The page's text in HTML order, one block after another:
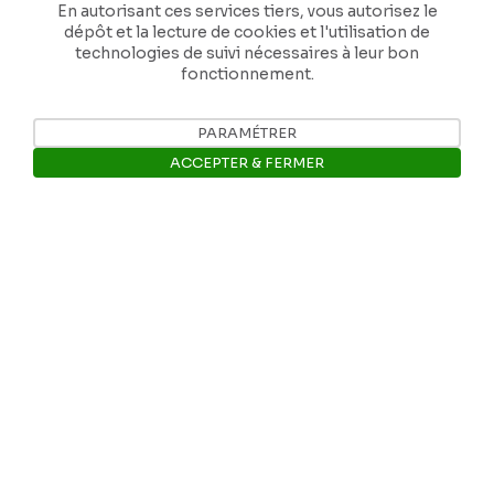
Instagram
Ropslettres
En autorisant ces services tiers, vous autorisez le
dépôt et la lecture de cookies et l'utilisation de
technologies de suivi nécessaires à leur bon
fonctionnement.
PARAMÉTRER
ACCEPTER & FERMER